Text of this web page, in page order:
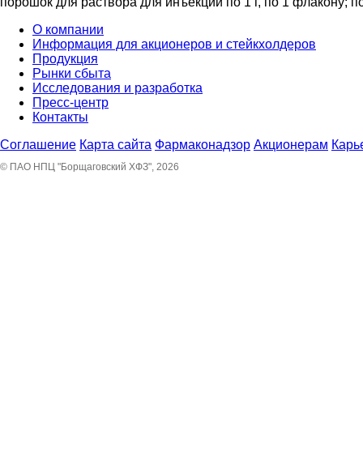
О компании
Информация для акционеров и стейкхолдеров
Продукция
Рынки сбыта
Исследования и разработка
Пресс-центр
Контакты
Соглашение Карта сайта Фармаконадзор Акционерам
© ПАО НПЦ "Борщаговский ХФЗ", 2026